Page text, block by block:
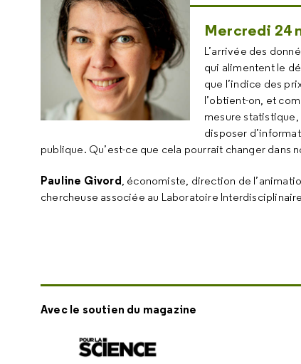
Mercredi 24
L’arrivée des
qui alimentent le
que l’indice des
l’obtient-on, et
mesure statistique,
disposer
publique. Qu’est-ce que cela pourrait changer dans
Pauline Givord, économiste, direction de
chercheuse associée au Laboratoire
Avec le soutien du magazine